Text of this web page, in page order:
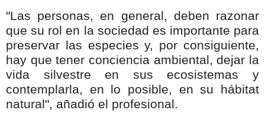
"Las personas, en general, deben razonar
que su rol en la sociedad es importante para
preservar las especies y, por consiguiente,
hay que tener conciencia ambiental, dejar la
vida silvestre en sus ecosistemas y
contemplarla, en lo posible, en su hábitat
natural", añadió el profesional.